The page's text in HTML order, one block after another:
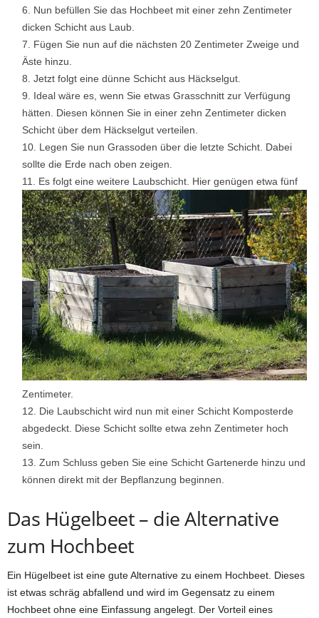
Nun befüllen Sie das Hochbeet mit einer zehn Zentimeter
dicken Schicht aus Laub.
Fügen Sie nun auf die nächsten 20 Zentimeter Zweige und
Äste hinzu.
Jetzt folgt eine dünne Schicht aus Häckselgut.
Ideal wäre es, wenn Sie etwas Grasschnitt zur Verfügung
hätten. Diesen können Sie in einer zehn Zentimeter dicken
Schicht über dem Häckselgut verteilen.
Legen Sie nun Grassoden über die letzte Schicht. Dabei
sollte die Erde nach oben zeigen.
Es folgt eine weitere Laubschicht. Hier genügen etwa fünf
Zentimeter.
Die Laubschicht wird nun mit einer Schicht Komposterde
abgedeckt. Diese Schicht sollte etwa zehn Zentimeter hoch
sein.
Zum Schluss geben Sie eine Schicht Gartenerde hinzu und
können direkt mit der Bepflanzung beginnen.
Das Hügelbeet – die Alternative
zum Hochbeet
Ein Hügelbeet ist eine gute Alternative zu einem Hochbeet. Dieses
ist etwas schräg abfallend und wird im Gegensatz zu einem
Hochbeet ohne eine Einfassung angelegt. Der Vorteil eines